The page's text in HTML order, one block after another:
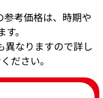
考価格は、時期や
。
異なりますので詳し
ださい。